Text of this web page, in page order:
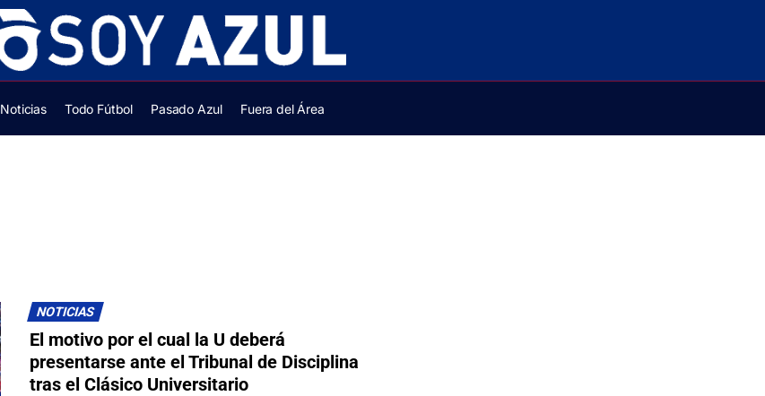
Noticias Todo Fútbol Pasado Azul Fuera del Área
NOTICIAS
El motivo por el cual la U deberá
presentarse ante el Tribunal de Disciplina
tras el Clásico Universitario